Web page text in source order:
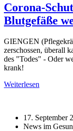
Corona-
Blutgefäße
GIENGEN
zerschossen, überall
des "Todes" - Oder
krank!
Weiterlesen
17. September
News im